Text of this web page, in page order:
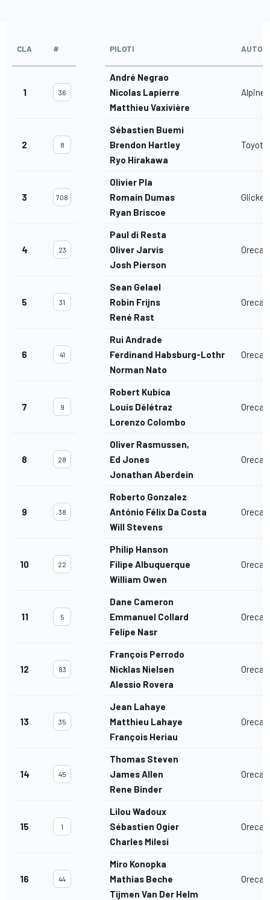
CLA # PILOTI AUTO
1 36
André Negrao
Nicolas Lapierre
Matthieu Vaxivière
Alpine
2 8
Sébastien Buemi
Brendon Hartley
Ryo Hirakawa
Toyota
3 708
Olivier Pla
Romain Dumas
Ryan Briscoe
4 23
Paul di Resta
Oliver Jarvis
Josh Pierson
Oreca
5 31
Sean Gelael
Robin Frijns
René Rast
Oreca
6 41
Rui Andrade
Ferdinand Habsburg-Lothringen
Norman Nato
Oreca
7 9
Robert Kubica
Louis Délétraz
Lorenzo Colombo
Oreca
8 28
Oliver Rasmussen,
Ed Jones
Jonathan Aberdein
Oreca
9 38
Roberto Gonzalez
António Félix Da Costa
Will Stevens
Oreca
10 22
Philip Hanson
Filipe Albuquerque
William Owen
Oreca
11 5
Dane Cameron
Emmanuel Collard
Felipe Nasr
Oreca
12 83
François Perrodo
Nicklas Nielsen
Alessio Rovera
Oreca
13 35
Jean Lahaye
Matthieu Lahaye
François Heriau
Oreca
14 45
Thomas Steven
James Allen
Rene Binder
Oreca
15 1
Lilou Wadoux
Sébastien Ogier
Charles Milesi
Oreca
16 44
Miro Konopka
Mathias Beche
Tijmen Van Der Helm
Oreca